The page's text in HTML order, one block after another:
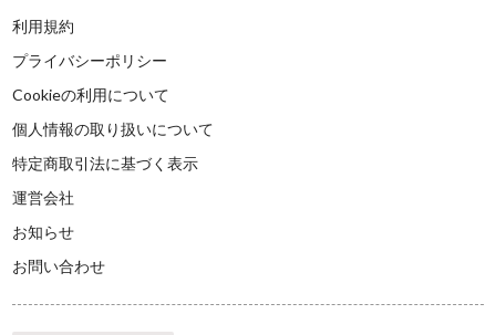
利用規約
プライバシーポリシー
Cookieの利用について
個人情報の取り扱いについて
特定商取引法に基づく表示
運営会社
お知らせ
お問い合わせ